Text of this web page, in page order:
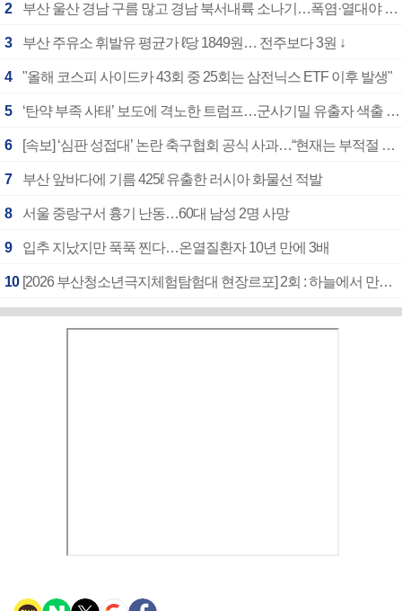
2 부산 울산 경남 구름 많고 경남 북서내륙 소나기…폭염·열대야 계속
3 부산 주유소 휘발유 평균가 ℓ당 1849원… 전주보다 3원 ↓
4 "올해 코스피 사이드카 43회 중 25회는 삼전닉스 ETF 이후 발생"
5 ‘탄약 부족 사태’ 보도에 격노한 트럼프…군사기밀 유출자 색출 지시
6 [속보] ‘심판 성접대’ 논란 축구협회 공식 사과…“현재는 부적절 행위 없어”
7 부산 앞바다에 기름 425ℓ 유출한 러시아 화물선 적발
8 서울 중랑구서 흉기 난동…60대 남성 2명 사망
9 입추 지났지만 푹푹 찐다…온열질환자 10년 만에 3배
10 [2026 부산청소년극지체험탐험대 현장르포] 2회 : 하늘에서 만난 얼음의 나라